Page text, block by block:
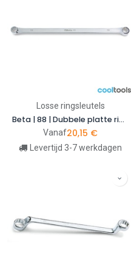
Losse ringsleutels
Beta | 88 | Dubbele platte ringsleutels, extra lange uitvoering
Vanaf20,15 €
Levertijd 3-7 werkdagen